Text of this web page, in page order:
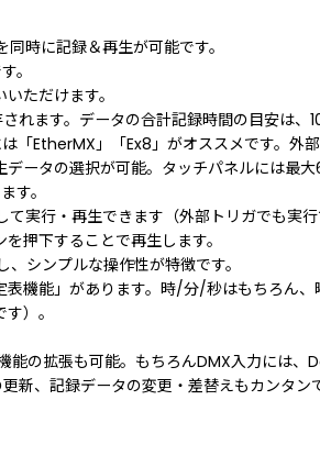
時に記録＆再生が可能です。
。
ただけます。
ます。データの合計記録時間の目安は、
EtherMX」「Ex8」がオススメです。外
ータの選択が可能。タッチパネルには最大
す。
実行・再生できます（外部トリガでも実行
押下することで再生します。
シンプルな操作性が特徴です。
表機能」があります。時/分/秒はもちろ
）。
能の拡張も可能。もちろんDMX入力には、
新、記録データの変更・差替えもカンタン